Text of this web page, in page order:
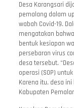
Desa Karangsari
pemalang dalam
wabah Covid-19.
mengatakan
bentuk kesiapan
persebaran virus
desa tersebut.
operasi (SOP)
Karena itu, desa
Kabupaten